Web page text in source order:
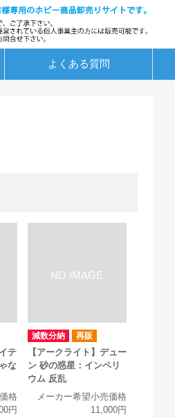
よくある質問
テ
な
格
円
減数分納 再販
【アークライト】デュー
ン 砂の惑星：インペリ
ウム 反乱
メーカー希望小売価格
11,000円